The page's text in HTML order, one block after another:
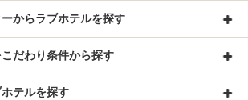
からラブホテルを探す
だわり条件から探す
テルを探す